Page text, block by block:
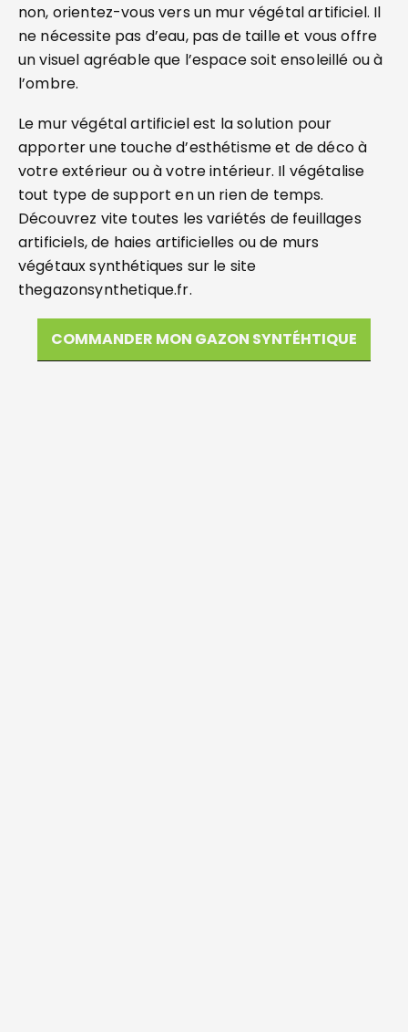
non, orientez-vous vers un mur végétal artificiel. Il
ne nécessite pas d’eau, pas de taille et vous offre
un visuel agréable que l’espace soit ensoleillé ou à
l’ombre.
Le mur végétal artificiel est la solution pour
apporter une touche d’esthétisme et de déco à
votre extérieur ou à votre intérieur. Il végétalise
tout type de support en un rien de temps.
Découvrez vite toutes les variétés de feuillages
artificiels, de haies artificielles ou de murs
végétaux synthétiques sur le site
thegazonsynthetique.fr.
COMMANDER MON GAZON SYNTÉHTIQUE